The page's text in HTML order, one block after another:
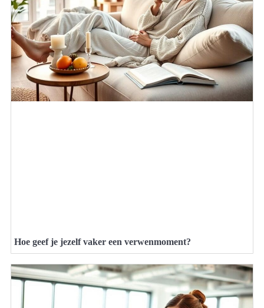
Hoe geef je jezelf vaker een verwenmoment?